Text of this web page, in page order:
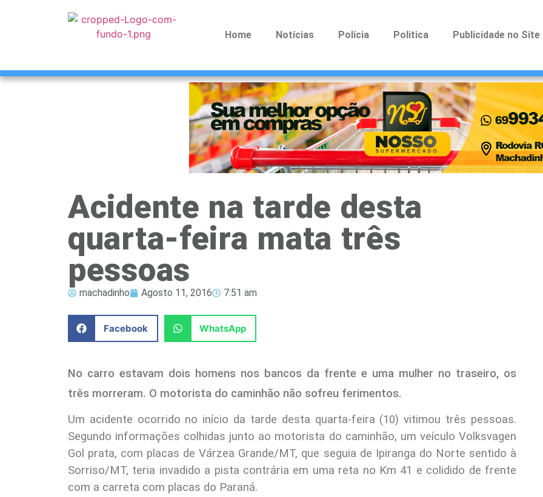
Home Notícias Polícia Politica Publicidade no Site
Acidente na tarde desta
quarta-feira mata três
pessoas
machadinho Agosto 11, 2016 7:51 am
Facebook WhatsApp
No carro estavam dois homens nos bancos da frente e uma mulher no traseiro, os
três morreram. O motorista do caminhão não sofreu ferimentos.
Um acidente ocorrido no início da tarde desta quarta-feira (10) vitimou três pessoas.
Segundo informações colhidas junto ao motorista do caminhão, um veículo Volksvagen
Gol prata, com placas de Várzea Grande/MT, que seguia de Ipiranga do Norte sentido à
Sorriso/MT, teria invadido a pista contrária em uma reta no Km 41 e colidido de frente
com a carreta com placas do Paraná.